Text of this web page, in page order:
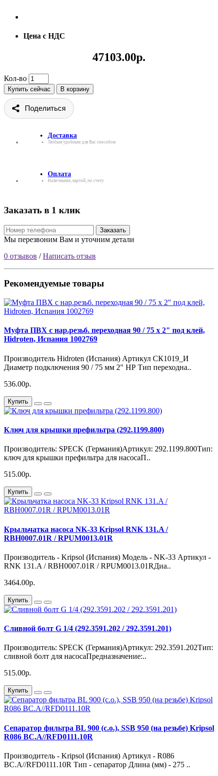
Цена с НДС
47103.00р.
Кол-во
Купить сейчас В корзину
Поделиться
Доставка
Любым удобным для Вас способом
Оплата
Наличными, картой, по счету
Заказать в 1 клик
Заказать
Мы перезвоним Вам и уточним детали
0 отзывов /Написать отзыв
Рекомендуемые товары
Муфта ПВХ с нар.резьб. переходная 90 / 75 х 2" под клей,
Hidroten, Испания 1002769
Производитель Hidroten (Испания) Артикул СК1019_И
Диаметр подключения 90 / 75 мм 2" НР Тип переходна..
536.00р.
Купить
Ключ для крышки префильтра (292.1199.800)
Производитель: SPECK (Германия)Артикул: 292.1199.800Тип:
ключ для крышки префильтра для насосаП..
515.00р.
Купить
Крыльчатка насоса NK-33 Kripsol RNK 131.A /
RBH0007.01R / RPUM0013.01R
Производитель - Kripsol (Испания) Модель - NK-33 Артикул -
RNK 131.A / RBH0007.01R / RPUM0013.01RДиа..
3464.00р.
Купить
Сливной болт G 1/4 (292.3591.202 / 292.3591.201)
Производитель: SPECK (Германия)Артикул: 292.3591.202Тип:
сливной болт для насосаПредназначение:..
515.00р.
Купить
Сепаратор фильтра BL 900 (с.о.), SSB 950 (на резьбе) Kripsol
R086 BC.A//RFD0111.10R
Производитель - Kripsol (Испания) Артикул - R086
BC.A//RFD0111.10R Тип - сепаратор Длина (мм) - 275 ..